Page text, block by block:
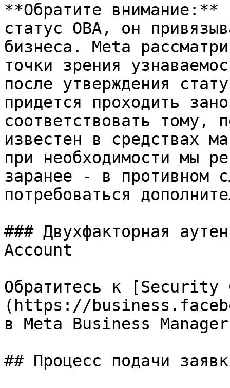
**Обратите внимание:**
статус OBA, он
бизнеса. Meta
точки зрения
после утверждения
придется проходить
соответствовать тому,
известен в средствах
при необходимости мы
заранее - в противном
потребоваться
### Двухфакторная
Account
Обратитесь к [Security
(https://
в Meta Business Manager
## Процесс подачи